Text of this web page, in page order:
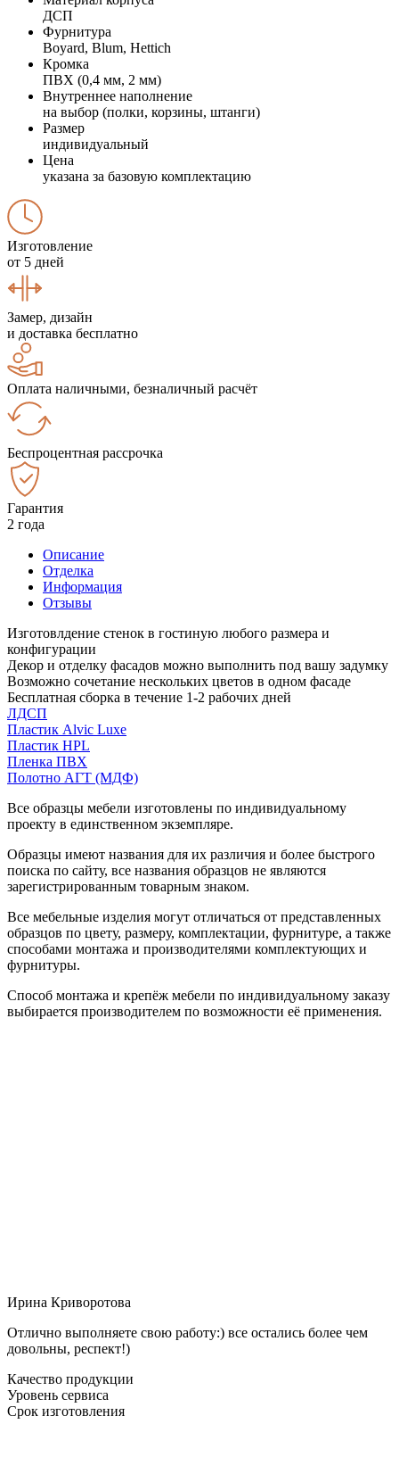
ДСП
Фурнитура
Boyard, Blum, Hettich
Кромка
ПВХ (0,4 мм, 2 мм)
Внутреннее наполнение
на выбор (полки, корзины, штанги)
Размер
индивидуальный
Цена
указана за базовую комплектацию
Изготовление
от 5 дней
Замер, дизайн
и доставка бесплатно
Оплата наличными, безналичный расчёт
Беспроцентная рассрочка
Гарантия
2 года
Описание
Отделка
Информация
Отзывы
Изготовлдение стенок в гостиную любого размера и
конфигурации
Декор и отделку фасадов можно выполнить под вашу задумку
Возможно сочетание нескольких цветов в одном фасаде
Бесплатная сборка в течение 1-2 рабочих дней
ЛДСП
Пластик Alvic Luxe
Пластик HPL
Пленка ПВХ
Полотно АГТ (МДФ)
Все образцы мебели изготовлены по индивидуальному
проекту в единственном экземпляре.
Образцы имеют названия для их различия и более быстрого
поиска по сайту, все названия образцов не являются
зарегистрированным товарным знаком.
Все мебельные изделия могут отличаться от представленных
образцов по цвету, размеру, комплектации, фурнитуре, а также
способами монтажа и производителями комплектующих и
фурнитуры.
Способ монтажа и крепёж мебели по индивидуальному заказу
выбирается производителем по возможности её применения.
Ирина Криворотова
Отлично выполняете свою работу:) все остались более чем
довольны, респект!)
Качество продукции
Уровень сервиса
Срок изготовления